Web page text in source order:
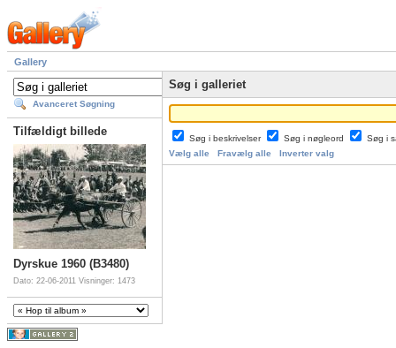
Gallery
Avanceret Søgning
Tilfældigt billede
Dyrskue 1960 (B3480)
Dato: 22-06-2011 Visninger: 1473
Søg i galleriet
Søg i beskrivelser Søg i nøgleord
Søg i
Vælg alle
Fravælg alle Inverter valg